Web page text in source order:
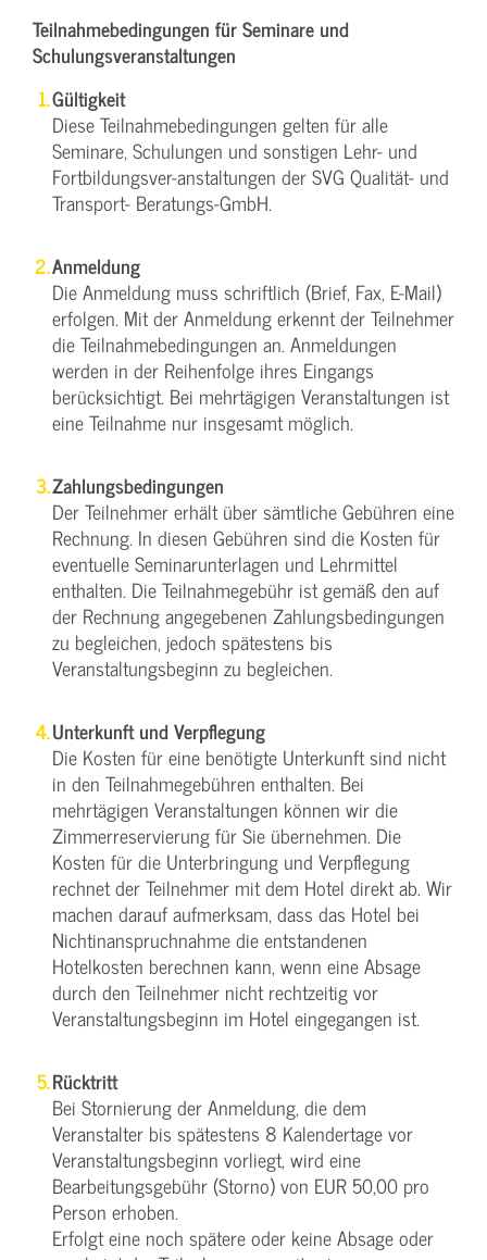
Teilnahmebedingungen für Seminare und
Schulungsveranstaltungen
Gültigkeit
Diese Teilnahmebedingungen gelten für alle
Seminare, Schulungen und sonstigen Lehr- und
Fortbildungsver-anstaltungen der SVG Qualität- und
Transport- Beratungs-GmbH.
Anmeldung
Die Anmeldung muss schriftlich (Brief, Fax, E-Mail)
erfolgen. Mit der Anmeldung erkennt der Teilnehmer
die Teilnahmebedingungen an. Anmeldungen
werden in der Reihenfolge ihres Eingangs
berücksichtigt. Bei mehrtägigen Veranstaltungen ist
eine Teilnahme nur insgesamt möglich.
Zahlungsbedingungen
Der Teilnehmer erhält über sämtliche Gebühren eine
Rechnung. In diesen Gebühren sind die Kosten für
eventuelle Seminarunterlagen und Lehrmittel
enthalten. Die Teilnahmegebühr ist gemäß den auf
der Rechnung angegebenen Zahlungsbedingungen
zu begleichen, jedoch spätestens bis
Veranstaltungsbeginn zu begleichen.
Unterkunft und Verpflegung
Die Kosten für eine benötigte Unterkunft sind nicht
in den Teilnahmegebühren enthalten. Bei
mehrtägigen Veranstaltungen können wir die
Zimmerreservierung für Sie übernehmen. Die
Kosten für die Unterbringung und Verpflegung
rechnet der Teilnehmer mit dem Hotel direkt ab. Wir
machen darauf aufmerksam, dass das Hotel bei
Nichtinanspruchnahme die entstandenen
Hotelkosten berechnen kann, wenn eine Absage
durch den Teilnehmer nicht rechtzeitig vor
Veranstaltungsbeginn im Hotel eingegangen ist.
Rücktritt
Bei Stornierung der Anmeldung, die dem
Veranstalter bis spätestens 8 Kalendertage vor
Veranstaltungsbeginn vorliegt, wird eine
Bearbeitungsgebühr (Storno) von EUR 50,00 pro
Person erhoben.
Erfolgt eine noch spätere oder keine Absage oder